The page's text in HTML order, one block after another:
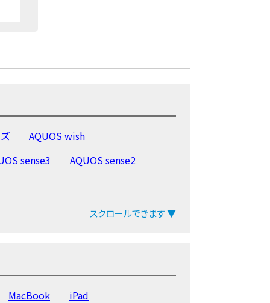
AQUOS wish
sense3
AQUOS sense2
スクロールできます ▼
MacBook
iPad